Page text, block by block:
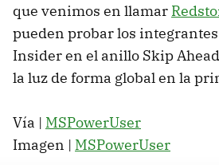
que venimos en llamar
pueden probar los
Insider en el anillo Skip
la luz de forma global en la
Vía | MSPowerUser
Imagen | MSPowerUser